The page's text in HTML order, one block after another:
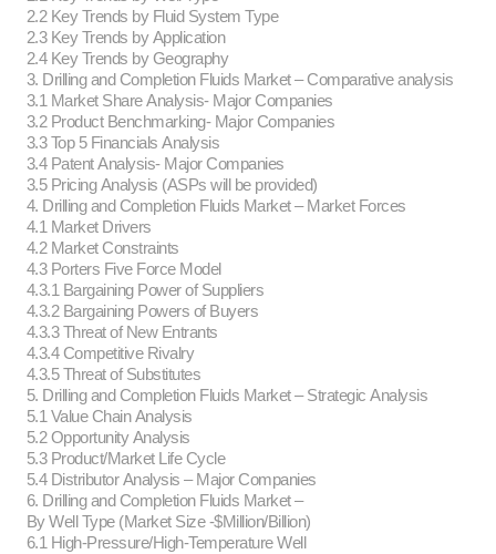
2.2 Key Trends by Fluid System Type
2.3 Key Trends by Application
2.4 Key Trends by Geography
3. Drilling and Completion Fluids Market – Comparative analysis
3.1 Market Share Analysis- Major Companies
3.2 Product Benchmarking- Major Companies
3.3 Top 5 Financials Analysis
3.4 Patent Analysis- Major Companies
3.5 Pricing Analysis (ASPs will be provided)
4. Drilling and Completion Fluids Market – Market Forces
4.1 Market Drivers
4.2 Market Constraints
4.3 Porters Five Force Model
4.3.1 Bargaining Power of Suppliers
4.3.2 Bargaining Powers of Buyers
4.3.3 Threat of New Entrants
4.3.4 Competitive Rivalry
4.3.5 Threat of Substitutes
5. Drilling and Completion Fluids Market – Strategic Analysis
5.1 Value Chain Analysis
5.2 Opportunity Analysis
5.3 Product/Market Life Cycle
5.4 Distributor Analysis – Major Companies
6. Drilling and Completion Fluids Market –
By Well Type (Market Size -$Million/Billion)
6.1 High-Pressure/High-Temperature Well